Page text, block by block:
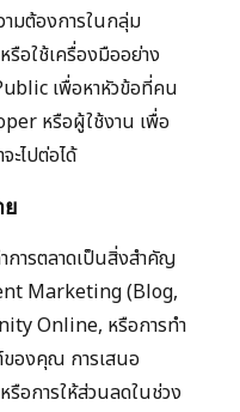
มต้องการในกลุ่ม
ใช้เครื่องมืออย่าง
เพื่อหาหัวข้อที่คน
หรือผู้ใช้งาน เพื่อ
ะไปต่อได้
การตลาดเป็นสิ่งสำคัญ
Marketing (Blog,
Online, หรือการทำ
องคุณ การเสนอ
อการให้ส่วนลดในช่วง